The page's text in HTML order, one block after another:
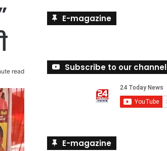
read
E-magazine
Subscribe to our channel
E-magazine